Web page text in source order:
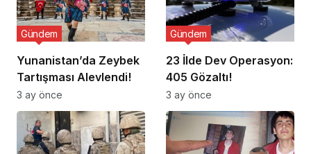
Yunanistan’da Zeybek
Tartışması Alevlendi!
Gündem
3 ay önce
23 İlde Dev Operasyon:
405 Gözaltı!
Gündem
3 ay önce